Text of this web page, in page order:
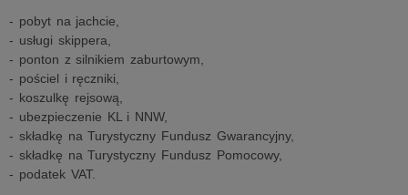
- pobyt na jachcie,
- usługi skippera,
- ponton z silnikiem zaburtowym,
- pościel i ręczniki,
- koszulkę rejsową,
- ubezpieczenie KL i NNW,
- składkę na Turystyczny Fundusz Gwarancyjny,
- składkę na Turystyczny Fundusz Pomocowy,
- podatek VAT.